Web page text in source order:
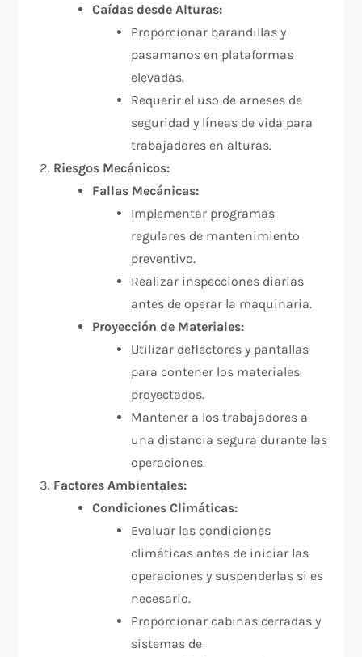
Caídas desde Alturas:
Proporcionar barandillas y
pasamanos en plataformas
elevadas.
Requerir el uso de arneses de
seguridad y líneas de vida para
trabajadores en alturas.
Riesgos Mecánicos:
Fallas Mecánicas:
Implementar programas
regulares de mantenimiento
preventivo.
Realizar inspecciones diarias
antes de operar la maquinaria.
Proyección de Materiales:
Utilizar deflectores y pantallas
para contener los materiales
proyectados.
Mantener a los trabajadores a
una distancia segura durante las
operaciones.
Factores Ambientales:
Condiciones Climáticas:
Evaluar las condiciones
climáticas antes de iniciar las
operaciones y suspenderlas si es
necesario.
Proporcionar cabinas cerradas y
sistemas de